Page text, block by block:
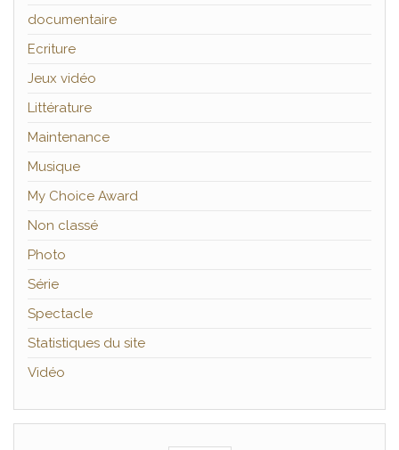
documentaire
Ecriture
Jeux vidéo
Littérature
Maintenance
Musique
My Choice Award
Non classé
Photo
Série
Spectacle
Statistiques du site
Vidéo